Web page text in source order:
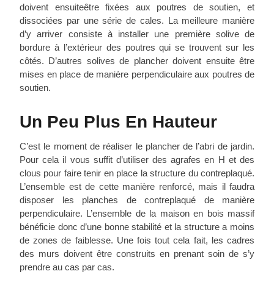
doivent ensuiteêtre fixées aux poutres de soutien, et
dissociées par une série de cales. La meilleure manière
d’y arriver consiste à installer une première solive de
bordure à l’extérieur des poutres qui se trouvent sur les
côtés. D’autres solives de plancher doivent ensuite être
mises en place de manière perpendiculaire aux poutres de
soutien.
Un Peu Plus En Hauteur
C’est le moment de réaliser le plancher de l’abri de jardin.
Pour cela il vous suffit d’utiliser des agrafes en H et des
clous pour faire tenir en place la structure du contreplaqué.
L’ensemble est de cette manière renforcé, mais il faudra
disposer les planches de contreplaqué de manière
perpendiculaire. L’ensemble de la maison en bois massif
bénéficie donc d’une bonne stabilité et la structure a moins
de zones de faiblesse. Une fois tout cela fait, les cadres
des murs doivent être construits en prenant soin de s’y
prendre au cas par cas.